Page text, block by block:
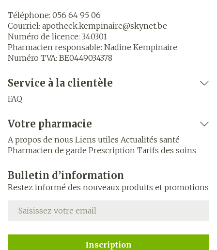
Téléphone: 056 64 95 06
Courriel: apotheek.kempinaire@skynet.be
Numéro de licence: 340301
Pharmacien responsable: Nadine Kempinaire
Numéro TVA: BE0449034378
Service à la clientèle
FAQ
Votre pharmacie
A propos de nous Liens utiles Actualités santé
Pharmacien de garde Prescription Tarifs des soins
Bulletin d’information
Restez informé des nouveaux produits et promotions
Adresse mail
Inscription